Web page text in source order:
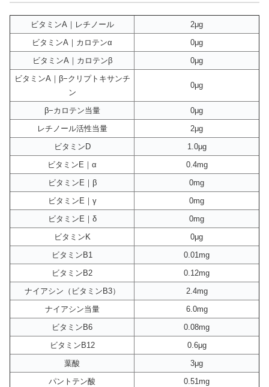
ビタミンA｜レチノール
2μg
ビタミンA｜カロテンα
0μg
ビタミンA｜カロテンβ
0μg
ビタミンA｜β−クリプトキサンチ
ン
0μg
β−カロテン当量
0μg
レチノール活性当量
2μg
ビタミンD
1.0μg
ビタミンE｜α
0.4mg
ビタミンE｜β
0mg
ビタミンE｜γ
0mg
ビタミンE｜δ
0mg
ビタミンK
0μg
ビタミンB1
0.01mg
ビタミンB2
0.12mg
ナイアシン（ビタミンB3）
2.4mg
ナイアシン当量
6.0mg
ビタミンB6
0.08mg
ビタミンB12
0.6μg
葉酸
3μg
パントテン酸
0.51mg